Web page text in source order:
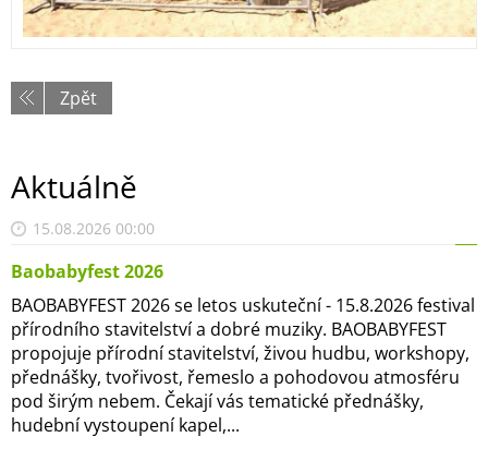
Zpět
Aktuálně
15.08.2026 00:00
Baobabyfest 2026
BAOBABYFEST 2026 se letos uskuteční - 15.8.2026 festival
přírodního stavitelství a dobré muziky. BAOBABYFEST
propojuje přírodní stavitelství, živou hudbu, workshopy,
přednášky, tvořivost, řemeslo a pohodovou atmosféru
pod širým nebem. Čekají vás tematické přednášky,
hudební vystoupení kapel,...